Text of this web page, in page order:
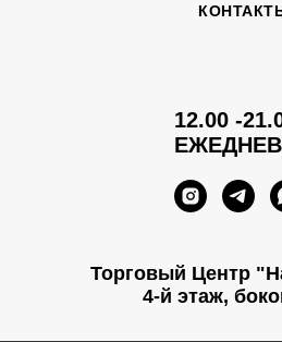
12.00 -
Торговый Центр
4-й этаж,